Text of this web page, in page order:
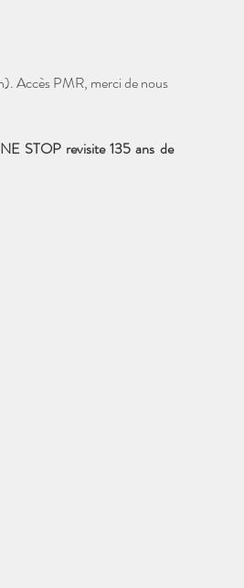
Accès PMR, merci de nous
STOP revisite 135 ans de